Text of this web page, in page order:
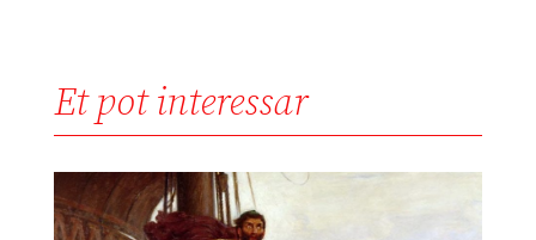
Et pot interessar